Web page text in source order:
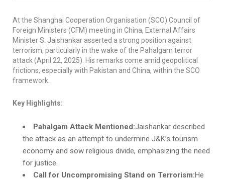
At the Shanghai Cooperation Organisation (SCO) Council of
Foreign Ministers (CFM) meeting in China, External Affairs
Minister S. Jaishankar asserted a strong position against
terrorism, particularly in the wake of the Pahalgam terror
attack (April 22, 2025). His remarks come amid geopolitical
frictions, especially with Pakistan and China, within the SCO
framework.
Key Highlights:
Pahalgam Attack Mentioned:Jaishankar described
the attack as an attempt to undermine J&K’s tourism
economy and sow religious divide, emphasizing the need
for justice.
Call for Uncompromising Stand on Terrorism:He